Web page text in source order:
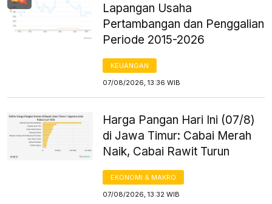
Lapangan Usaha
Pertambangan dan Penggalian
Periode 2015-2026
KEUANGAN
07/08/2026, 13:36 WIB
Harga Pangan Hari Ini (07/8)
di Jawa Timur: Cabai Merah
Naik, Cabai Rawit Turun
EKONOMI & MAKRO
07/08/2026, 13:32 WIB